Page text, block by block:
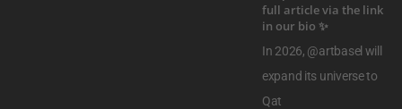
In 2026, @artbasel will
expand its universe to
Qat